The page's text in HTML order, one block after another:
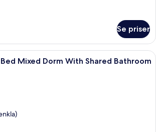
Se priser
Våningssängar med metallräcken,
Mixed Dorm With Shared Bathroom